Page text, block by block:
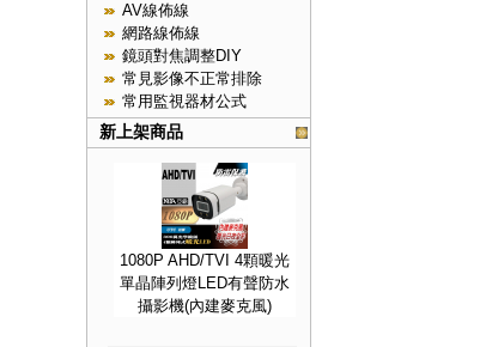
AV線佈線
網路線佈線
鏡頭對焦調整DIY
常見影像不正常排除
常用監視器材公式
新上架商品
1080P AHD/TVI 4顆暖光
單晶陣列燈LED有聲防水
攝影機(內建麥克風)